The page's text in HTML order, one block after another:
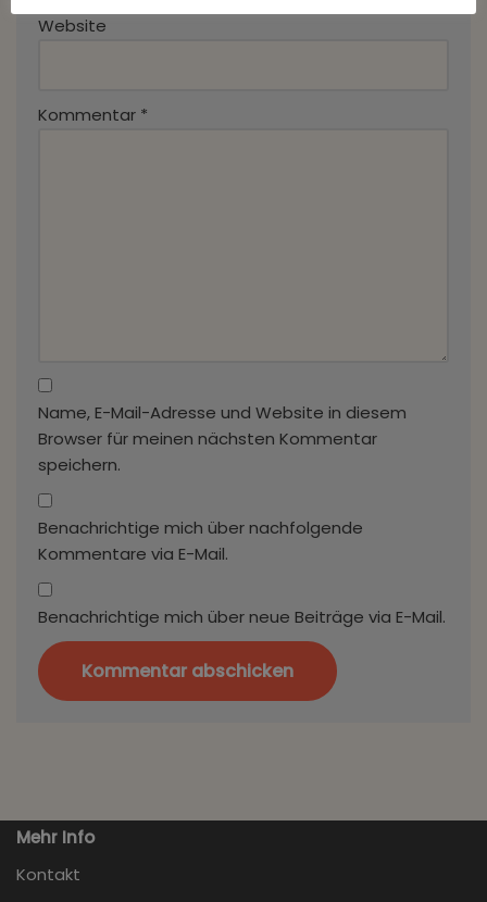
Website
Kommentar *
Name, E-Mail-Adresse und Website in diesem
Browser für meinen nächsten Kommentar
speichern.
Benachrichtige mich über nachfolgende
Kommentare via E-Mail.
Benachrichtige mich über neue Beiträge via E-Mail.
Mehr Info
Kontakt